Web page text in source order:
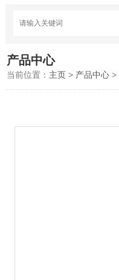
产品中心
当前位置： 主页 > 产品中心 >